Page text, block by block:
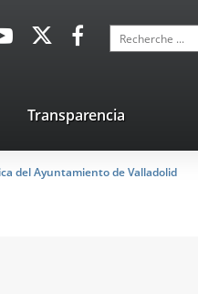
Enlace
externa.
Enlace
aplicación
externa.
Enlace
aplicación
externa.
Recherche
Transparencia
del Ayuntamiento de Valladolid